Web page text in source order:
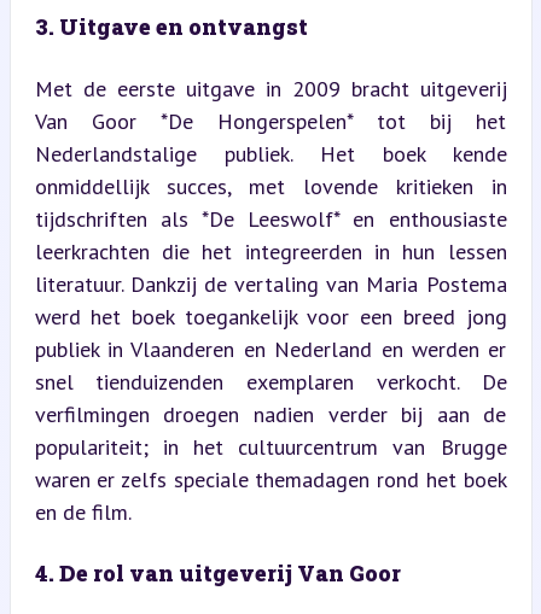
3. Uitgave en ontvangst
Met de eerste uitgave in 2009 bracht uitgeverij
Van Goor *De Hongerspelen* tot bij het
Nederlandstalige publiek. Het boek kende
onmiddellijk succes, met lovende kritieken in
tijdschriften als *De Leeswolf* en enthousiaste
leerkrachten die het integreerden in hun lessen
literatuur. Dankzij de vertaling van Maria Postema
werd het boek toegankelijk voor een breed jong
publiek in Vlaanderen en Nederland en werden er
snel tienduizenden exemplaren verkocht. De
verfilmingen droegen nadien verder bij aan de
populariteit; in het cultuurcentrum van Brugge
waren er zelfs speciale themadagen rond het boek
en de film.
4. De rol van uitgeverij Van Goor